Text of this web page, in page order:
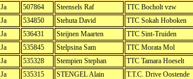
Ja
507864 Steensels Raf TTC Bocholt vzw
Ja
534850 Stehuta David TTC Sokah Hoboken
Ja
536431 Steijnen Maarten TTC Sint-Truiden
Ja
535845 Stelpsina Sam TTC Morata Mol
Ja
535328 Stempien Stephan TTC Tamara Hoeselt
Ja
535315 STENGEL Alain T.T.C. Drive Oostende